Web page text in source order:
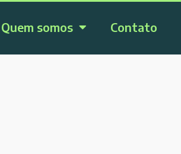
Quem somos Contato